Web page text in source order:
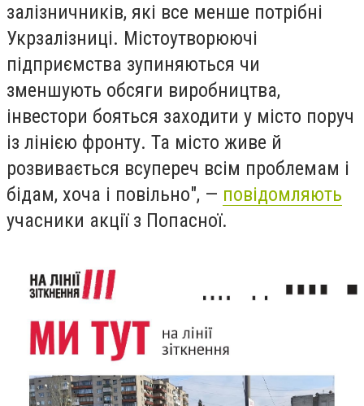
залізничників, які все менше потрібні
Укрзалізниці. Містоутворюючі
підприємства зупиняються чи
зменшують обсяги виробництва,
інвестори бояться заходити у місто поруч
із лінією фронту. Та місто живе й
розвивається всупереч всім проблемам і
бідам, хоча і повільно", — повідомляють
учасники акції з Попасної.